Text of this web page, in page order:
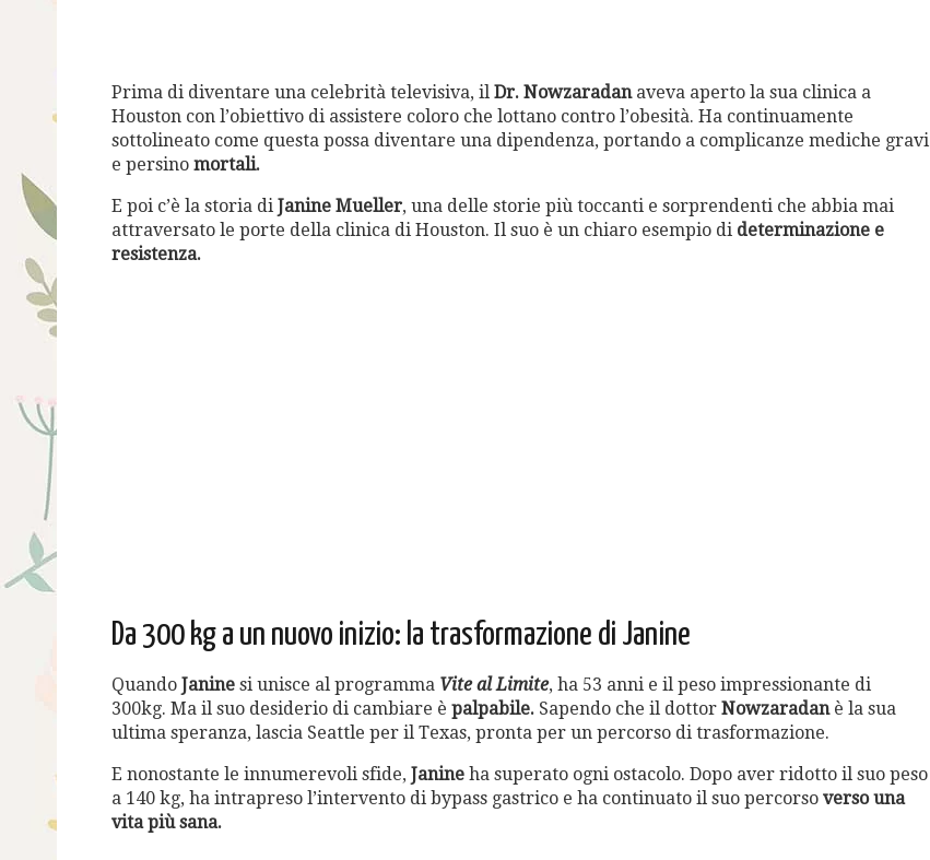
Prima di diventare una celebrità televisiva, il Dr. Nowzaradanaveva aperto la sua clinica a
Houston con l’obiettivo di assistere coloro che lottano contro l’obesità. Ha continuamente
sottolineato come questa possa diventare una dipendenza, portando a complicanze mediche gravi
e persino mortali.
E poi c’è la storia di Janine Mueller, una delle storie più toccanti e sorprendenti che abbia mai
attraversato le porte della clinica di Houston. Il suo è un chiaro esempio di determinazione e
resistenza.
Da 300 kg a un nuovo inizio: la trasformazione di Janine
Quando Janine si unisce al programma Vite al Limite, ha 53 anni e il peso impressionante di
300kg. Ma il suo desiderio di cambiare è palpabile. Sapendo che il dottor Nowzaradanè la sua
ultima speranza, lascia Seattle per il Texas, pronta per un percorso di trasformazione.
E nonostante le innumerevoli sfide, Janine ha superato ogni ostacolo. Dopo aver ridotto il suo peso
a 140 kg, ha intrapreso l’intervento di bypass gastrico e ha continuato il suo percorso verso una
vita più sana.